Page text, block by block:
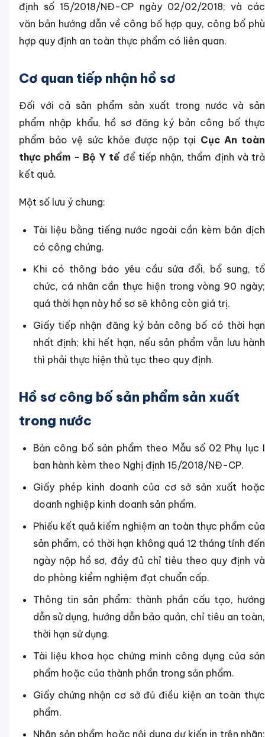
định số 15/2018/NĐ-CP ngày 02/02/2018; và các
văn bản hướng dẫn về công bố hợp quy, công bố phù
hợp quy định an toàn thực phẩm có liên quan.
Cơ quan tiếp nhận hồ sơ
Đối với cả sản phẩm sản xuất trong nước và sản
phẩm nhập khẩu, hồ sơ đăng ký bản công bố thực
phẩm bảo vệ sức khỏe được nộp tại Cục An toàn
thực phẩm - Bộ Y tế để tiếp nhận, thẩm định và trả
kết quả.
Một số lưu ý chung:
Tài liệu bằng tiếng nước ngoài cần kèm bản dịch
có công chứng.
Khi có thông báo yêu cầu sửa đổi, bổ sung, tổ
chức, cá nhân cần thực hiện trong vòng 90 ngày;
quá thời hạn này hồ sơ sẽ không còn giá trị.
Giấy tiếp nhận đăng ký bản công bố có thời hạn
nhất định; khi hết hạn, nếu sản phẩm vẫn lưu hành
thì phải thực hiện thủ tục theo quy định.
Hồ sơ công bố sản phẩm sản xuất
trong nước
Bản công bố sản phẩm theo Mẫu số 02 Phụ lục I
ban hành kèm theo Nghị định 15/2018/NĐ-CP.
Giấy phép kinh doanh của cơ sở sản xuất hoặc
doanh nghiệp kinh doanh sản phẩm.
Phiếu kết quả kiểm nghiệm an toàn thực phẩm của
sản phẩm, có thời hạn không quá 12 tháng tính đến
ngày nộp hồ sơ, đầy đủ chỉ tiêu theo quy định và
do phòng kiểm nghiệm đạt chuẩn cấp.
Thông tin sản phẩm: thành phần cấu tạo, hướng
dẫn sử dụng, hướng dẫn bảo quản, chỉ tiêu an toàn,
thời hạn sử dụng.
Tài liệu khoa học chứng minh công dụng của sản
phẩm hoặc của thành phần trong sản phẩm.
Giấy chứng nhận cơ sở đủ điều kiện an toàn thực
phẩm.
Nhãn sản phẩm hoặc nội dung dự kiến in trên nhãn;